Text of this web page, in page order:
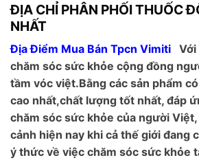
ĐỊA CHỈ PHÂN PHỐI THUỐC
NHẤT
Địa Điểm Mua Bán Tpcn Vimiti Với
chăm sóc sức khỏe cộng đồng
tầm vóc việt.Bằng các sản phẩm
cao nhất,chất lượng tốt nhất, đáp
chăm sóc sức khỏe của người
cảnh hiện nay khi cả thế giới đang
ý thức về việc chăm sóc sức khỏe